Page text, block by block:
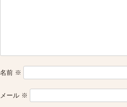
名前 ※
メール ※